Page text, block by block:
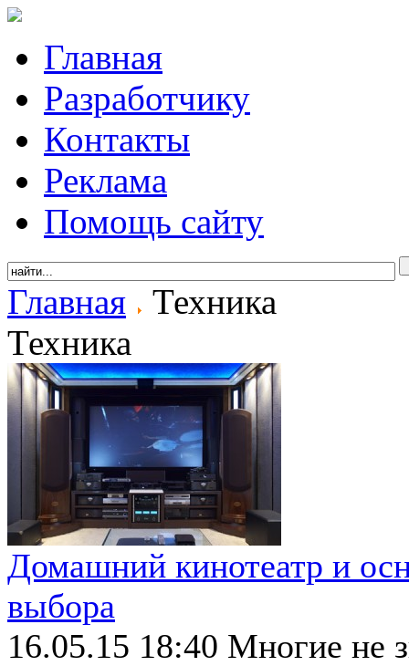
Главная
Разработчику
Контакты
Реклама
Помощь сайту
Главная
Техника
Техника
Домашний кинотеатр и
выбора
16.05.15 18:40 Многие не